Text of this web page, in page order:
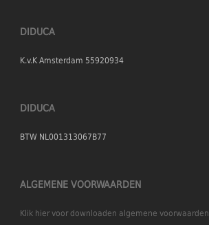
DIDUCA
K.v.K Amsterdam 55920934
DIDUCA
BTW NL001313067B77
ALGEMENE VOORWAARDEN
Klik hier voor downloaden algemene voorwaarden